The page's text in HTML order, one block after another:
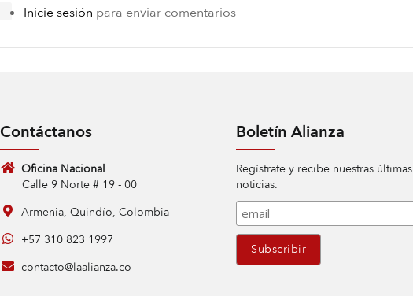
Inicie sesión para enviar comentarios
Contáctanos
Oficina Nacional
Calle 9 Norte # 19 - 00
Armenia, Quindío, Colombia
+57 310 823 1997
contacto@laalianza.co
Boletín Alianza
Regístrate y recibe nuestras últimas
noticias.